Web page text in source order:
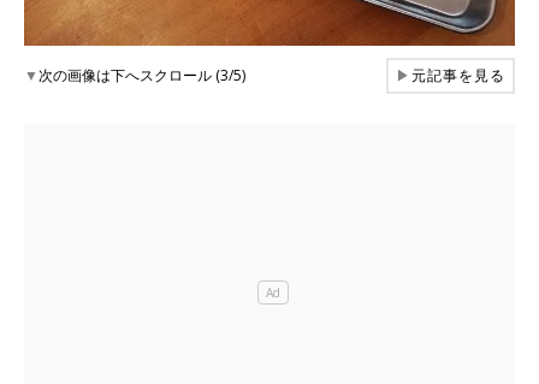
▼次の画像は下へスクロール (3/5) ▶元記事を見る